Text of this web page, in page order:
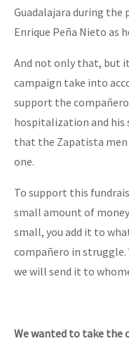
Guadalajara during
Enrique Peña Nieto as
And not only that, but
campaign take into
support the
hospitalization and his
that the Zapatista men
one.
To support this
small amount of
small, you add it to
compañero in
we will send it to
We wanted to take the